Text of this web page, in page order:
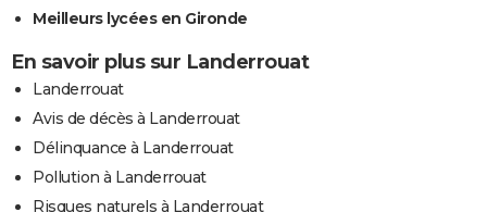
Meilleurs lycées en Gironde
En savoir plus sur Landerrouat
Landerrouat
Avis de décès à Landerrouat
Délinquance à Landerrouat
Pollution à Landerrouat
Risques naturels à Landerrouat